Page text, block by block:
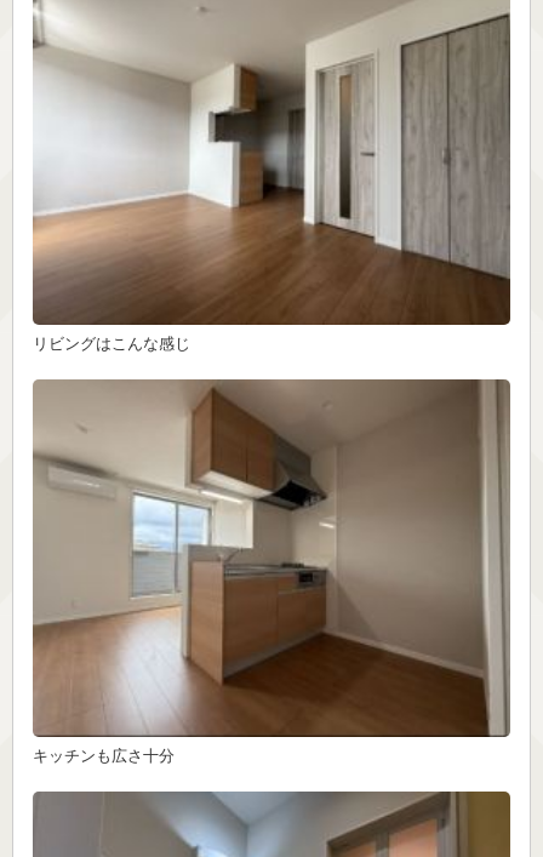
リビングはこんな感じ
キッチンも広さ十分